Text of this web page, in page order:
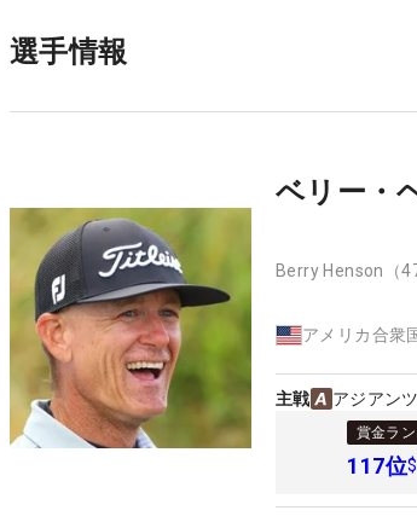
選手情報
ベリー・
Berry Henson （
アメリカ合衆
主戦 アジアン
賞金ラ
117位